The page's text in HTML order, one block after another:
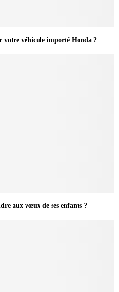
votre véhicule importé Honda ?
aux vœux de ses enfants ?